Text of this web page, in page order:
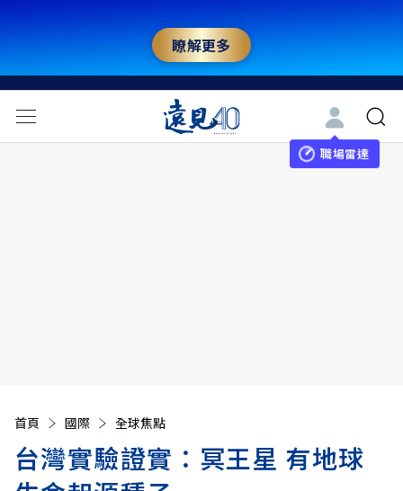
瞭解更多
職場雷達
首頁 國際 全球焦點
台灣實驗證實：冥王星 有地球